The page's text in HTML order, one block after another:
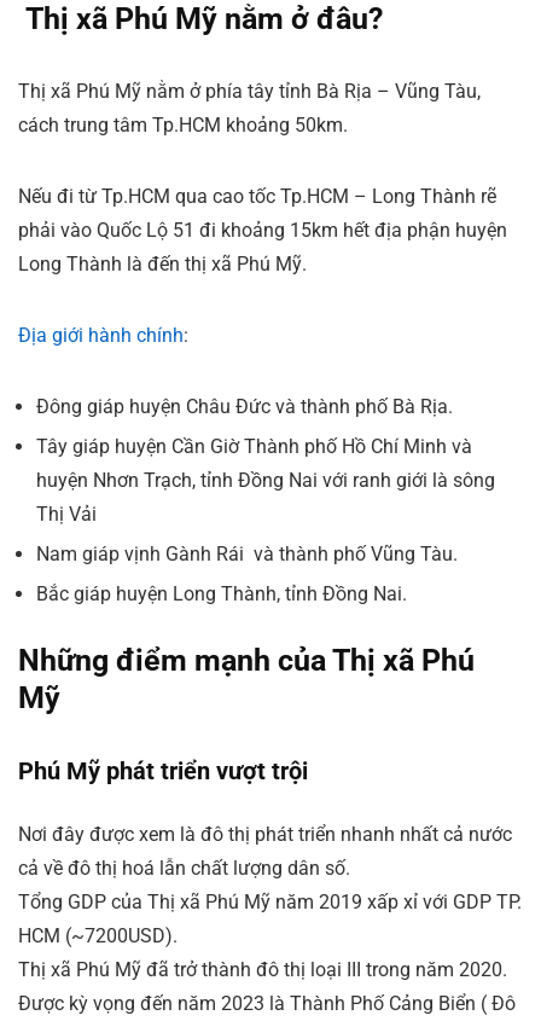
Thị xã Phú Mỹ nằm ở đâu?
Thị xã Phú Mỹ nằm ở phía tây tỉnh Bà Rịa – Vũng Tàu,
cách trung tâm Tp.HCM khoảng 50km.
Nếu đi từ Tp.HCM qua cao tốc Tp.HCM – Long Thành rẽ
phải vào Quốc Lộ 51 đi khoảng 15km hết địa phận huyện
Long Thành là đến thị xã Phú Mỹ.
Địa giới hành chính:
Đông giáp huyện Châu Đức và thành phố Bà Rịa.
Tây giáp huyện Cần Giờ Thành phố Hồ Chí Minh và
huyện Nhơn Trạch, tỉnh Đồng Nai với ranh giới là sông
Thị Vải
Nam giáp vịnh Gành Rái và thành phố Vũng Tàu.
Bắc giáp huyện Long Thành, tỉnh Đồng Nai.
Những điểm mạnh của Thị xã Phú
Mỹ
Phú Mỹ phát triển vượt trội
Nơi đây được xem là đô thị phát triển nhanh nhất cả nước
cả về đô thị hoá lẫn chất lượng dân số.
Tổng GDP của Thị xã Phú Mỹ năm 2019 xấp xỉ với GDP TP.
HCM (~7200USD).
Thị xã Phú Mỹ đã trở thành đô thị loại III trong năm 2020.
Được kỳ vọng đến năm 2023 là Thành Phố Cảng Biển ( Đô